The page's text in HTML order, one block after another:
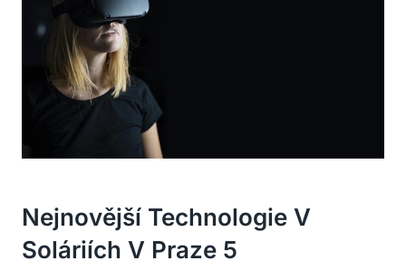
Nejnovější Technologie ⁣v
Soláriích V Praze 5